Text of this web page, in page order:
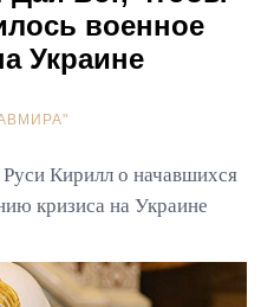
военное
Украине
Кирилл о начавшихся
кризиса на Украине